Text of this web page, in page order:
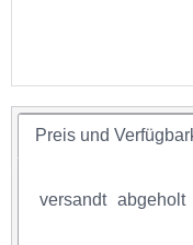
Preis und
versandt abgeholt